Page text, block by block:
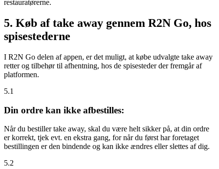
restauratørerne.
5. Køb af take away gennem R2N Go, hos
spisestederne
I R2N Go delen af appen, er det muligt, at købe udvalgte take away
retter og tilbehør til afhentning, hos de spisesteder der fremgår af
platformen.
5.1
Din ordre kan ikke afbestilles:
Når du bestiller take away, skal du være helt sikker på, at din ordre
er korrekt, tjek evt. en ekstra gang, for når du først har foretaget
bestillingen er den bindende og kan ikke ændres eller slettes af dig.
5.2